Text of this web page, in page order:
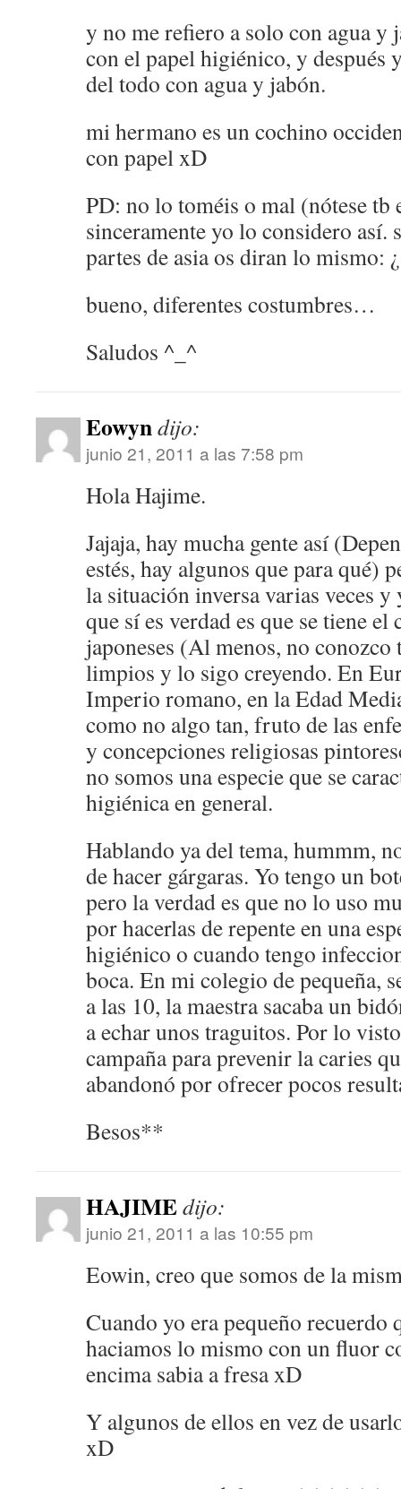
y no me refiero a solo con agua y
con el papel higiénico, y después
del todo con agua y jabón.
mi hermano es un cochino
con papel xD
PD: no lo toméis o mal (nótese
sinceramente yo lo considero así.
partes de asia os diran lo mismo:
bueno, diferentes costumbres…
Saludos ^_^
Eowyndijo:
junio 21, 2011 a las 7:58 pm
Hola Hajime.
Jajaja, hay mucha gente así
estés, hay algunos que para qué)
la situación inversa varias veces
que sí es verdad es que se tiene
japoneses (Al menos, no conozco
limpios y lo sigo creyendo. En
Imperio romano, en la Edad
como no algo tan, fruto de las
y concepciones religiosas
no somos una especie que se
higiénica en general.
Hablando ya del tema, hummm,
de hacer gárgaras. Yo tengo un
pero la verdad es que no lo uso
por hacerlas de repente en una
higiénico o cuando tengo
boca. En mi colegio de pequeña,
a las 10, la maestra sacaba un
a echar unos traguitos. Por lo
campaña para prevenir la caries
abandonó por ofrecer pocos
Besos**
HAJIMEdijo:
junio 21, 2011 a las 10:55 pm
Eowin, creo que somos de la
Cuando yo era pequeño recuerdo
haciamos lo mismo con un fluor
encima sabia a fresa xD
Y algunos de ellos en vez de
xD